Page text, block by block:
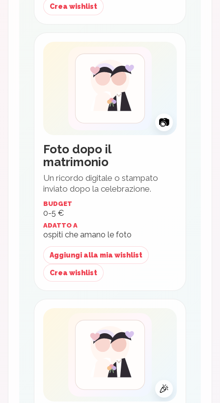
Crea wishlist
📷
Foto dopo il
matrimonio
Un ricordo digitale o stampato
inviato dopo la celebrazione.
BUDGET
0-5 €
ADATTO A
ospiti che amano le foto
Aggiungi alla mia wishlist
Crea wishlist
🎉